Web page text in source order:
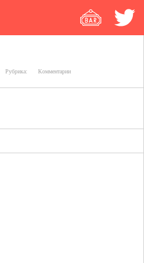
Рубрика: Комментарии